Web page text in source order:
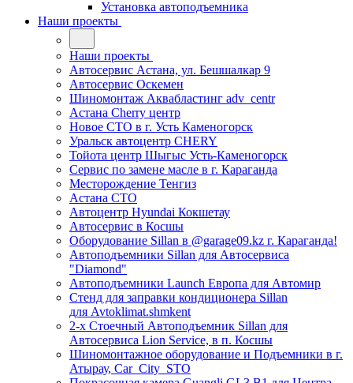
Установка автоподъемника
Наши проекты
Наши проекты
Автосервис Астана, ул. Бешшалкар 9
Автосервис Оскемен
Шиномонтаж Аквабластинг adv_centr
Астана Cherry центр
Новое СТО в г. Усть Каменогорск
Уральск автоцентр CHERY
Тойота центр Шыгыс Усть-Каменогорск
Сервис по замене масле в г. Караганда
Месторождение Тенгиз
Астана СТО
Автоцентр Hyundai Кокшетау
Автосервис в Косшы
Оборудование Sillan в @garage09.kz г. Караганда!
Автоподъемники Sillan для Автосервиса
"Diamond"
Автоподъемники Launch Европа для Автомир
Стенд для заправки кондиционера Sillan
для Avtoklimat.shmkent
2-х Стоечный Автоподъемник Sillan для
Автосервиса Lion Service, в п. Косшы
Шиномонтажное оборудование и Подъемники в г.
Атырау, Car_City_STO